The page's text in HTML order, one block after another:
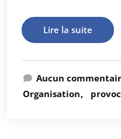
Lire la suite
Aucun
Organisation